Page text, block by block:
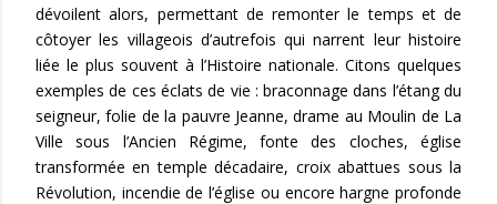
dévoilent alors, permettant de remonter le temps et de
côtoyer les villageois d’autrefois qui narrent leur histoire
liée le plus souvent à l’Histoire nationale. Citons quelques
exemples de ces éclats de vie : braconnage dans l’étang du
seigneur, folie de la pauvre Jeanne, drame au Moulin de La
Ville sous l’Ancien Régime, fonte des cloches, église
transformée en temple décadaire, croix abattues sous la
Révolution, incendie de l’église ou encore hargne profonde